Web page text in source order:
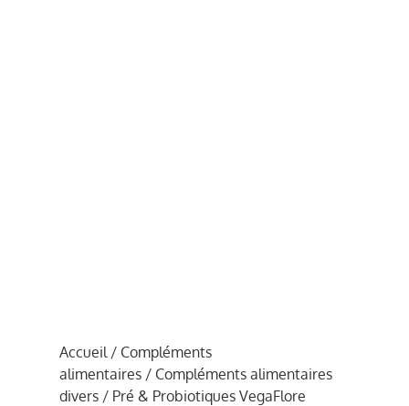
Accueil / Compléments
alimentaires / Compléments alimentaires
divers / Pré & Probiotiques VegaFlore